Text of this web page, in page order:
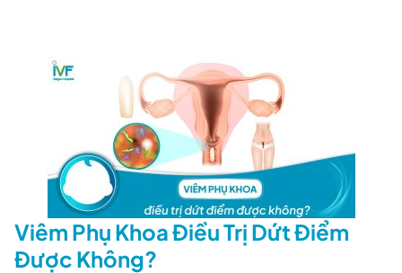
Viêm Phụ Khoa Điều Trị Dứt Điểm
Được Không?